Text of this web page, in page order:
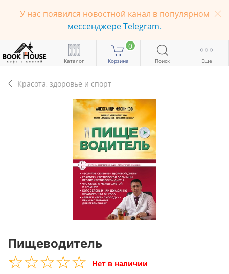
У нас появился новостной канал в популярном
мессенджере Telegram.
Каталог
0
Корзина Поиск Еще
Красота, здоровье и спорт
Пищеводитель
☆☆☆☆☆
★★★★★ Нет в наличии